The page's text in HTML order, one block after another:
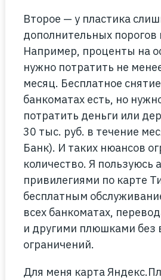
Второе — у пластика
дополнительных порогов
Например, проценты на
нужно потратить не
месяц. Бесплатное
банкоматах есть, но
потратить деньги или
30 тыс. руб. в течение
Банк). И таких нюансов
количество. Я пользуюсь
привилегиями по карте
бесплатным
всех банкоматах,
и другими плюшками без
ограничений.
Для меня карта